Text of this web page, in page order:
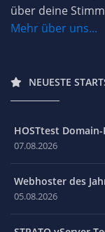
über deine
Mehr über uns...
NEUESTE
HOSTtest
07.08.2026
Webhoster des
05.08.2026